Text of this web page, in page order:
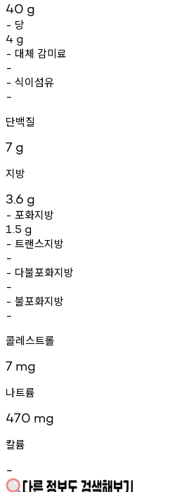
40 g
- 당
4 g
- 대체 감미료
-
- 식이섬유
-
단백질
7 g
지방
3.6 g
- 포화지방
1.5 g
- 트랜스지방
-
- 다불포화지방
-
- 불포화지방
-
콜레스트롤
7 mg
나트륨
470 mg
칼륨
-